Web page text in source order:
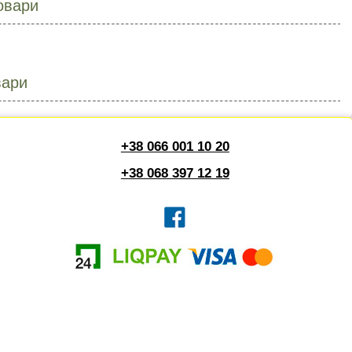
+38 066 001 10 20
+38 068 397 12 19